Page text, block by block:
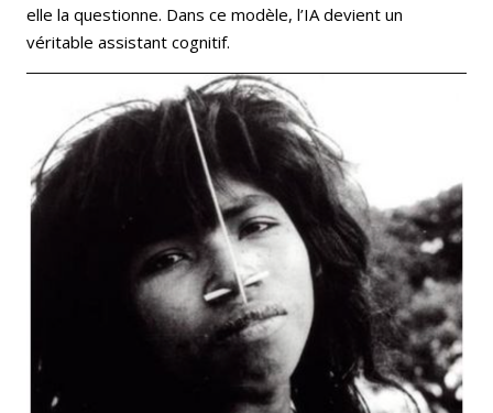
elle la questionne. Dans ce modèle, l’IA devient un
véritable assistant cognitif.